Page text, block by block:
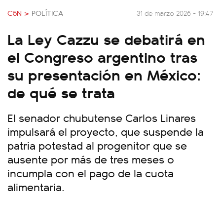
C5N > POLÍTICA 31 de marzo 2026 - 19:47
La Ley Cazzu se debatirá en
el Congreso argentino tras
su presentación en México:
de qué se trata
El senador chubutense Carlos Linares
impulsará el proyecto, que suspende la
patria potestad al progenitor que se
ausente por más de tres meses o
incumpla con el pago de la cuota
alimentaria.